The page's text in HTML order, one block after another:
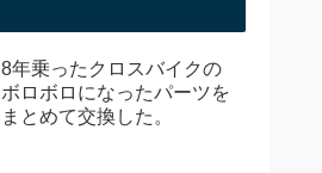
8年乗ったクロスバイクの
ボロボロになったパーツを
まとめて交換した。